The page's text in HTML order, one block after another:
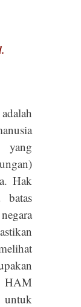
Hak
HAM
untuk